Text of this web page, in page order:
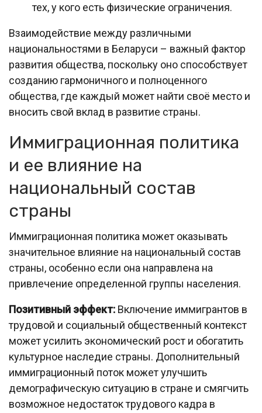
тех, у кого есть физические ограничения.
Взаимодействие между различными
национальностями в Беларуси – важный фактор
развития общества, поскольку оно способствует
созданию гармоничного и полноценного
общества, где каждый может найти своё место и
вносить свой вклад в развитие страны.
Иммиграционная политика
и ее влияние на
национальный состав
страны
Иммиграционная политика может оказывать
значительное влияние на национальный состав
страны, особенно если она направлена на
привлечение определенной группы населения.
Позитивный эффект: Включение иммигрантов в
трудовой и социальный общественный контекст
может усилить экономический рост и обогатить
культурное наследие страны. Дополнительный
иммиграционный поток может улучшить
демографическую ситуацию в стране и смягчить
возможное недостаток трудового кадра в